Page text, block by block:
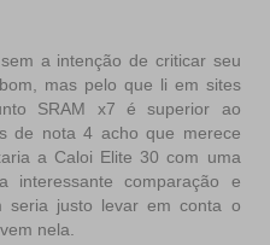
a intenção de criticar seu
mas pelo que li em sites
SRAM x7 é superior ao
de nota 4 acho que merece
a Caloi Elite 30 com uma
interessante comparação e
seria justo levar em conta o
nela.